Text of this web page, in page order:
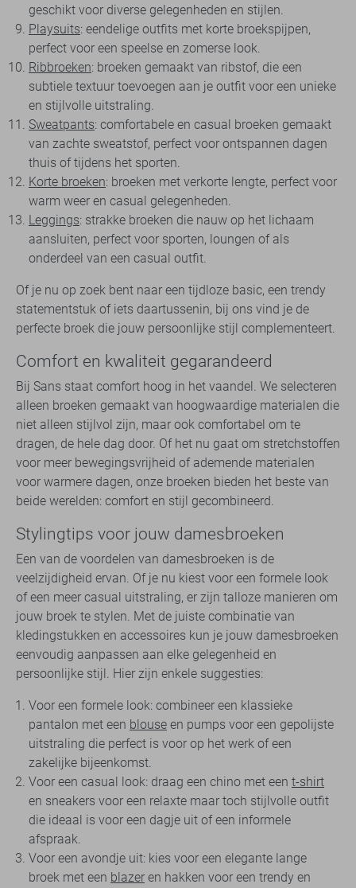
geschikt voor diverse gelegenheden en stijlen.
Playsuits: eendelige outfits met korte broekspijpen,
perfect voor een speelse en zomerse look.
Ribbroeken: broeken gemaakt van ribstof, die een
subtiele textuur toevoegen aan je outfit voor een unieke
en stijlvolle uitstraling.
Sweatpants: comfortabele en casual broeken gemaakt
van zachte sweatstof, perfect voor ontspannen dagen
thuis of tijdens het sporten.
Korte broeken: broeken met verkorte lengte, perfect voor
warm weer en casual gelegenheden.
Leggings: strakke broeken die nauw op het lichaam
aansluiten, perfect voor sporten, loungen of als
onderdeel van een casual outfit.
Of je nu op zoek bent naar een tijdloze basic, een trendy
statementstuk of iets daartussenin, bij ons vind je de
perfecte broek die jouw persoonlijke stijl complementeert.
Comfort en kwaliteit gegarandeerd
Bij Sans staat comfort hoog in het vaandel. We selecteren
alleen broeken gemaakt van hoogwaardige materialen die
niet alleen stijlvol zijn, maar ook comfortabel om te
dragen, de hele dag door. Of het nu gaat om stretchstoffen
voor meer bewegingsvrijheid of ademende materialen
voor warmere dagen, onze broeken bieden het beste van
beide werelden: comfort en stijl gecombineerd.
Stylingtips voor jouw damesbroeken
Een van de voordelen van damesbroeken is de
veelzijdigheid ervan. Of je nu kiest voor een formele look
of een meer casual uitstraling, er zijn talloze manieren om
jouw broek te stylen. Met de juiste combinatie van
kledingstukken en accessoires kun je jouw damesbroeken
eenvoudig aanpassen aan elke gelegenheid en
persoonlijke stijl. Hier zijn enkele suggesties:
Voor een formele look: combineer een klassieke
pantalon met een blouse en pumps voor een gepolijste
uitstraling die perfect is voor op het werk of een
zakelijke bijeenkomst.
Voor een casual look: draag een chino met een t-shirt
en sneakers voor een relaxte maar toch stijlvolle outfit
die ideaal is voor een dagje uit of een informele
afspraak.
Voor een avondje uit: kies voor een elegante lange
broek met een blazer en hakken voor een trendy en